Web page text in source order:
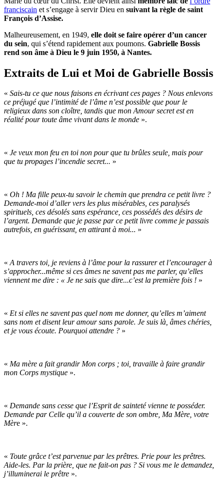
franciscain et s’engage à servir Dieu en suivant la règle de saint
François d’Assise.
Malheureusement, en 1949, elle doit se faire opérer d’un cancer
du sein, qui s’étend rapidement aux poumons. Gabrielle Bossis
rend son âme à Dieu le 9 juin 1950, à Nantes.
Extraits de Lui et Moi de Gabrielle Bossis
« Sais-tu ce que nous faisons en écrivant ces pages ? Nous enlevons
ce préjugé que l’intimité de l’âme n’est possible que pour le
religieux dans son cloître, tandis que mon Amour secret est en
réalité pour toute âme vivant dans le monde ».
« Je veux mon feu en toi non pour que tu brûles seule, mais pour
que tu propages l’incendie secret... »
« Oh ! Ma fille peux-tu savoir le chemin que prendra ce petit livre ?
Demande-moi d’aller vers les plus misérables, ces paralysés
spirituels, ces désolés sans espérance, ces possédés des désirs de
l’argent. Demande que je passe par ce petit livre comme je passais
autrefois, en guérissant, en attirant à moi... »
«A travers toi, je reviens à l’âme pour la rassurer et l’encourager à
s’approcher...même si ces âmes ne savent pas me parler, qu’elles
viennent me dire : « Je ne sais que dire...c’est la première fois ! »
« Et si elles ne savent pas quel nom me donner, qu’elles m’aiment
sans nom et disent leur amour sans parole. Je suis là, âmes chéries,
et je vous écoute. Pourquoi attendre ? »
« Ma mère a fait grandir Mon corps ; toi, travaille à faire grandir
mon Corps mystique ».
« Demande sans cesse que l’Esprit de sainteté vienne te posséder.
Demande par Celle qu’il a couverte de son ombre, Ma Mère, votre
Mère ».
« Toute grâce t’est parvenue par les prêtres. Prie pour les prêtres.
Aide-les. Par la prière, que ne fait-on pas ? Si vous me le demandez,
j’illuminerai le prêtre ».